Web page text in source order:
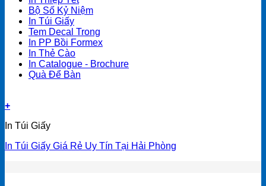
Bộ Số Kỷ Niệm
In Túi Giấy
Tem Decal Trong
In PP Bồi Formex
In Thẻ Cào
In Catalogue - Brochure
Quà Để Bàn
+
In Túi Giấy
In Túi Giấy Giá Rẻ Uy Tín Tại Hải Phòng